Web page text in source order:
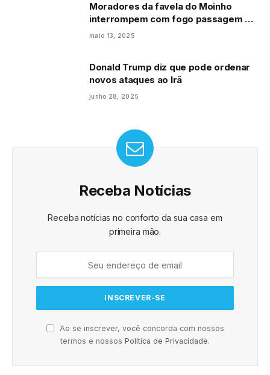
Moradores da favela do Moinho
interrompem com fogo passagem de
trens
maio 13, 2025
Donald Trump diz que pode ordenar
novos ataques ao Irã
junho 28, 2025
Receba Notícias
Receba notícias no conforto da sua casa em
primeira mão.
Ao se inscrever, você concorda com nossos
termos e nossos Política de Privacidade.